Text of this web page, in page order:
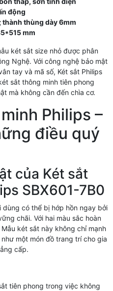
động
thùng dày 6mm
mm
két sắt size nhỏ được phân
Nghệ. Với công nghệ bảo mật
tay và mã số, Két sắt Philips
sắt thông minh tiên phong
mà không cần đến chìa cơ.
Philips –
điều quý
của Két sắt
SBX601-7B0
có thể bị hớp hồn ngay bởi
chãi. Với hai màu sắc hoàn
két sắt này không chỉ mạnh
một món đồ trang trí cho gia
cấp.
tiên phong trong việc không